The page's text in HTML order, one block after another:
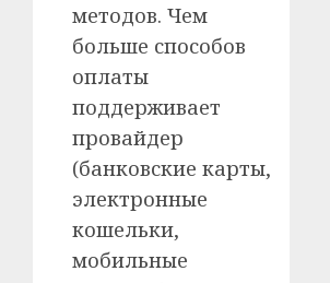
методов. Чем
больше способов
оплаты
поддерживает
провайдер
(банковские карты,
электронные
кошельки,
мобильные